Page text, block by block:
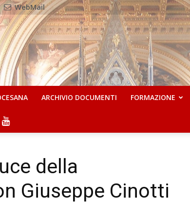
WebMail
ARCHIVIO DOCUMENTI FORMAZIONE
della
Giuseppe Cinotti